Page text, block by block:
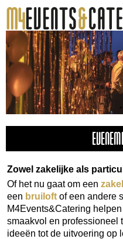
Zowel zakelijke als
Of het nu gaat om een
een bruiloft of een andere
M4Events&Catering
smaakvol en professioneel
ideeën tot de uitvoering op